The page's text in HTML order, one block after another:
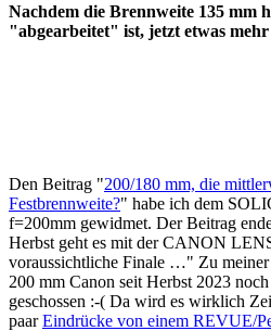
Nachdem die Brennweite 135 mm
"abgearbeitet" ist, jetzt etwas mehr
Den Beitrag "200/180 mm, die
Festbrennweite?" habe ich dem
f=200mm gewidmet. Der Beitrag
Herbst geht es mit der CANON
voraussichtliche Finale …" Zu meiner
200 mm Canon seit Herbst 2023
geschossen :-( Da wird es wirklich
paarEindrücke von einem REVUE/